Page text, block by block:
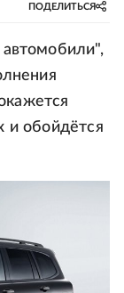
ПОДЕЛИТЬСЯ
и обойдётся